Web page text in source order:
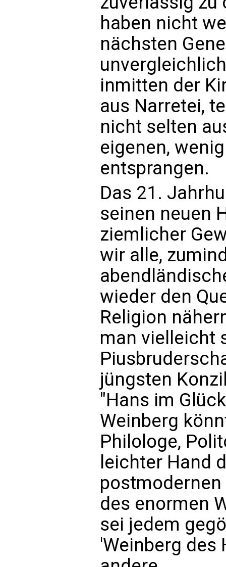
haben nicht
nächsten
inmitten der
aus Narretei,
nicht selten
eigenen,
entsprangen.
Das 21.
seinen neuen
ziemlicher
wir alle,
wieder den
Religion
man vielleicht
jüngsten
"Hans im
Weinberg
Philologe,
leichter Hand
des enormen
sei jedem
'Weinberg des